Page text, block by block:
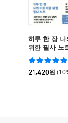
하루 한 장 나
위한 필사 노
21,420원